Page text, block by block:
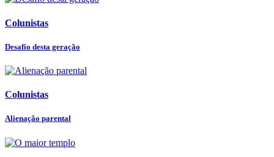
Colunistas
Desafio desta geração
Colunistas
Alienação parental